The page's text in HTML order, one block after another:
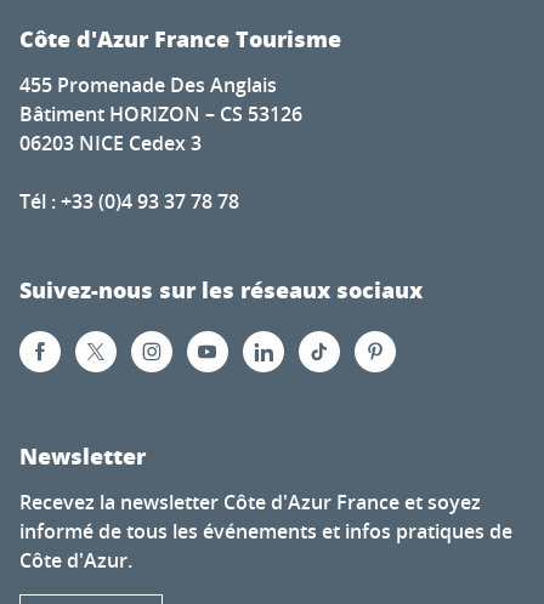
Côte d'Azur France Tourisme
455 Promenade Des Anglais
Bâtiment HORIZON – CS 53126
06203 NICE Cedex 3
Tél : +33 (0)4 93 37 78 78
Suivez-nous sur les réseaux sociaux
Newsletter
Recevez la newsletter Côte d'Azur France et soyez
informé de tous les événements et infos pratiques de
Côte d'Azur.